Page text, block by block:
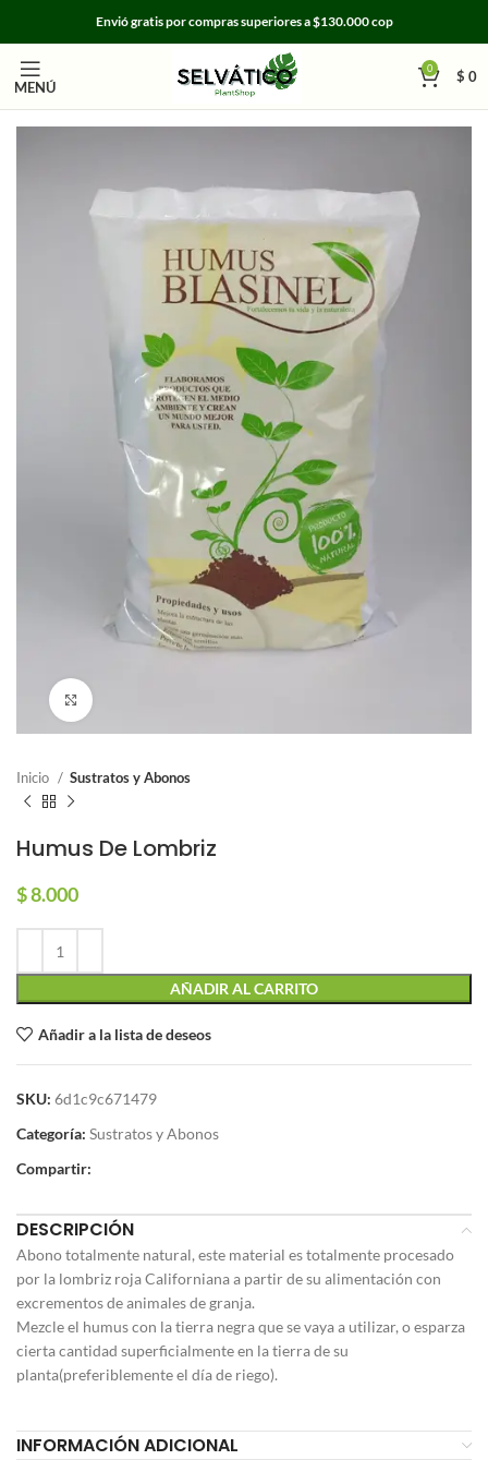
Envió gratis por compras superiores a $130.000 cop
MENÚ
0 $ 0
Inicio Sustratos y Abonos
Humus De Lombriz
$8.000
AÑADIR AL CARRITO
Añadir a la lista de deseos
SKU: 6d1c9c671479
Categoría: Sustratos y Abonos
Compartir:
DESCRIPCIÓN
Abono totalmente natural, este material es totalmente procesado
por la lombriz roja Californiana a partir de su alimentación con
excrementos de animales de granja.
Mezcle el humus con la tierra negra que se vaya a utilizar, o esparza
cierta cantidad superficialmente en la tierra de su
planta(preferiblemente el día de riego).
INFORMACIÓN ADICIONAL